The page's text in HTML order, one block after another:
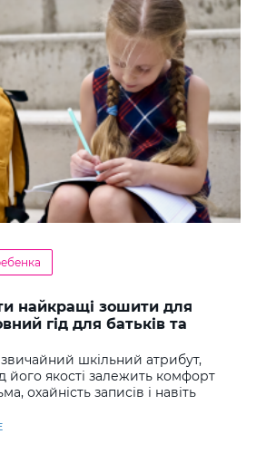
найкращі зошити для
гід для батьків та
шкільний атрибут,
його якості залежить комфорт
охайність записів і навіть